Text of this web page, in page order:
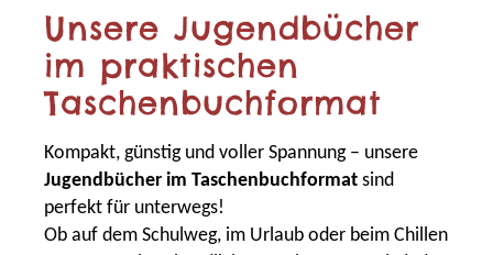
Unsere Jugendbücher
im praktischen
Taschenbuchformat
Kompakt, günstig und voller Spannung – unsere
Jugendbücher im Taschenbuchformat sind
perfekt für unterwegs!
Ob auf dem Schulweg, im Urlaub oder beim Chillen